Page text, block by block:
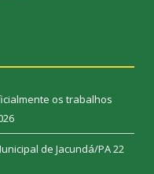
os trabalhos
de Jacundá/PA22